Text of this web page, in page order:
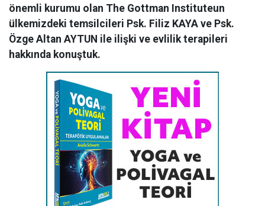
önemli kurumu olan The Gottman Instituteun
ülkemizdeki temsilcileri Psk. Filiz KAYA ve Psk.
Özge Altan AYTUN ile ilişki ve evlilik terapileri
hakkında konuştuk.